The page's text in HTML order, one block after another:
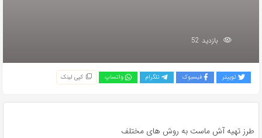
بازدید 52
توییتر فیسبوک تلگرام واتساپ کپی لینک
طرز تهیه آش ماست به روش های مختلف